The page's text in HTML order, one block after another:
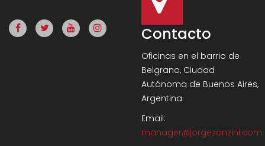
Contacto
Oficinas en el barrio de
Belgrano, Ciudad
Autónoma de Buenos Aires,
Argentina
Email:
manager@jorgezonzini.com